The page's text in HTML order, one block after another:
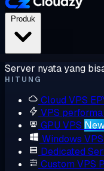
Server nyata yang
HITUNG
Cloud VPS
VPS
GPU VPS
Windows VPS
Dedicated
Custom VPS